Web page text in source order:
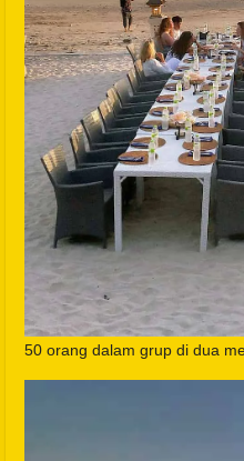
50 orang dalam grup di dua